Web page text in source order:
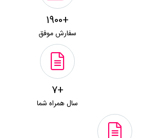
+1900
سفارش موفق
+7
سال همراه شما